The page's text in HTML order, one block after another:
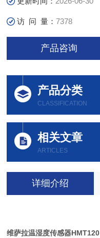
访 问 量：7378
产品咨询
产品分类
CLASSIFICATION
相关文章
ARTICLES
详细介绍
维萨拉温湿度传感器HMT120